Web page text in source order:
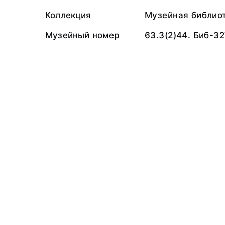
Коллекция
Музейная
Музейный номер
63.3(2)44. Биб-